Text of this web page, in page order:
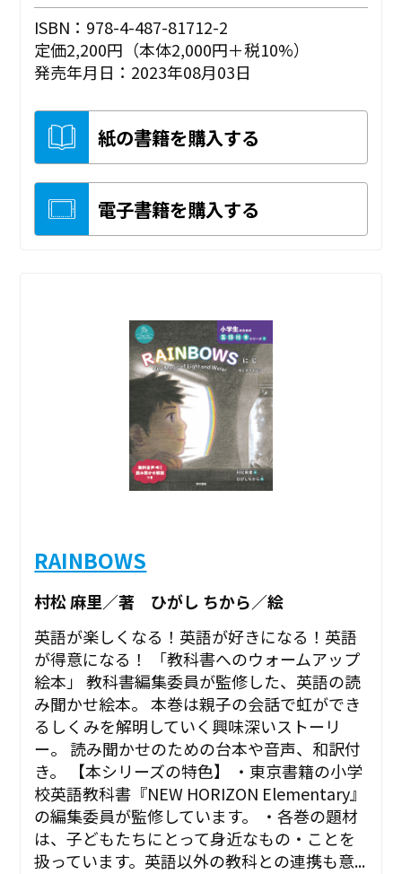
ISBN：978-4-487-81712-2
定価2,200円（本体2,000円＋税10%）
発売年月日：2023年08月03日
紙の書籍を購入する
電子書籍を購入する
RAINBOWS
村松 麻里／著 ひがし ちから／絵
英語が楽しくなる！英語が好きになる！英語
が得意になる！ 「教科書へのウォームアップ
絵本」 教科書編集委員が監修した、英語の読
み聞かせ絵本。 本巻は親子の会話で虹ができ
るしくみを解明していく興味深いストーリ
ー。 読み聞かせのための台本や音声、和訳付
き。 【本シリーズの特色】 ・東京書籍の小学
校英語教科書『NEW HORIZON Elementary』
の編集委員が監修しています。 ・各巻の題材
は、子どもたちにとって身近なもの・ことを
扱っています。英語以外の教科との連携も意...